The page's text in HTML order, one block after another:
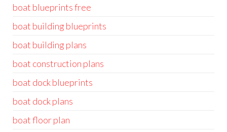
boat blueprints free
boat building blueprints
boat building plans
boat construction plans
boat dock blueprints
boat dock plans
boat floor plan